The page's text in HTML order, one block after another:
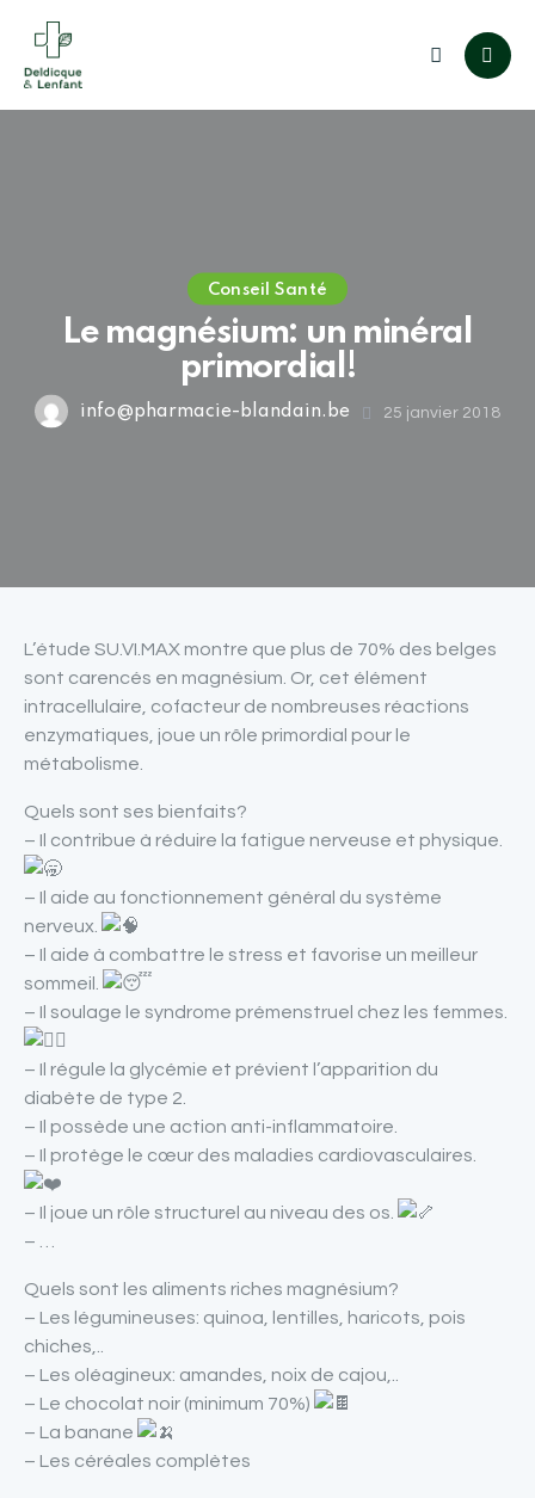
Conseil Santé
Le magnésium: un minéral
primordial!
info@pharmacie-blandain.be 25 janvier 2018
L’étude SU.VI.MAX montre que plus de 70% des belges
sont carencés en magnésium. Or, cet élément
intracellulaire, cofacteur de nombreuses réactions
enzymatiques, joue un rôle primordial pour le
métabolisme.
Quels sont ses bienfaits?
– Il contribue à réduire la fatigue nerveuse et physique.
– Il aide au fonctionnement général du système
nerveux.
– Il aide à combattre le stress et favorise un meilleur
sommeil.
– Il soulage le syndrome prémenstruel chez les femmes.
– Il régule la glycémie et prévient l’apparition du
diabète de type 2.
– Il possède une action anti-inflammatoire.
– Il protège le cœur des maladies cardiovasculaires.
– Il joue un rôle structurel au niveau des os.
– …
Quels sont les aliments riches magnésium?
– Les légumineuses: quinoa, lentilles, haricots, pois
chiches,..
– Les oléagineux: amandes, noix de cajou,..
– Le chocolat noir (minimum 70%)
– La banane
– Les céréales complètes